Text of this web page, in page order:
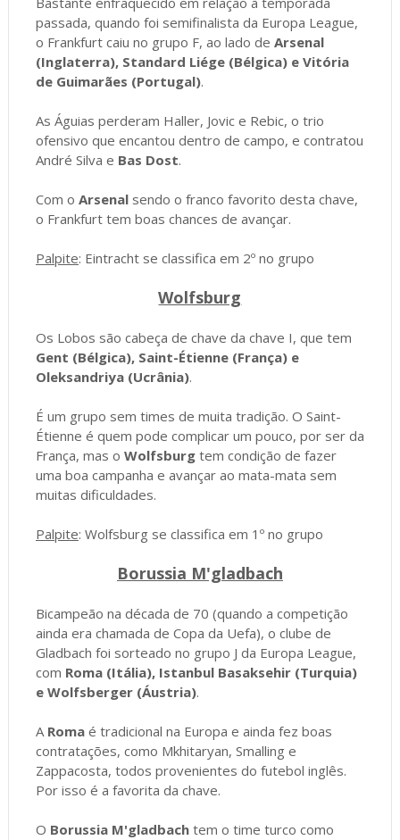
passada, quando foi semifinalista da Europa League,
o Frankfurt caiu no grupo F, ao lado de Arsenal
(Inglaterra), Standard Liége (Bélgica) e Vitória
de Guimarães (Portugal).
As Águias perderam Haller, Jovic e Rebic, o trio
ofensivo que encantou dentro de campo, e contratou
André Silva e Bas Dost.
Com o Arsenalsendo o franco favorito desta chave,
o Frankfurt tem boas chances de avançar.
Palpite: Eintracht se classifica em 2º no grupo
Wolfsburg
Os Lobos são cabeça de chave da chave I, que tem
Gent (Bélgica), Saint-Étienne (França) e
Oleksandriya (Ucrânia).
É um grupo sem times de muita tradição. O Saint-
Étienne é quem pode complicar um pouco, por ser da
França, mas o Wolfsburgtem condição de fazer
uma boa campanha e avançar ao mata-mata sem
muitas dificuldades.
Palpite: Wolfsburg se classifica em 1º no grupo
Borussia M'gladbach
Bicampeão na década de 70 (quando a competição
ainda era chamada de Copa da Uefa), o clube de
Gladbach foi sorteado no grupo J da Europa League,
com Roma (Itália), Istanbul Basaksehir (Turquia)
e Wolfsberger (Áustria).
A Romaé tradicional na Europa e ainda fez boas
contratações, como Mkhitaryan, Smalling e
Zappacosta, todos provenientes do futebol inglês.
Por isso é a favorita da chave.
O Borussia M'gladbachtem o time turco como